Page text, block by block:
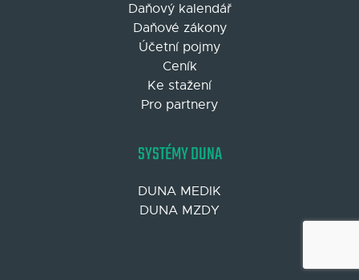
Daňový kalendář
Daňové zákony
Účetní pojmy
Ceník
Ke stažení
Pro partnery
SYSTÉMY DUNA
DUNA MEDIK
DUNA MZDY